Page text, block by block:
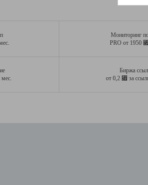
Мониторинг
PRO от 1950
мес.
Биржа
от 0,2 ⃏ за